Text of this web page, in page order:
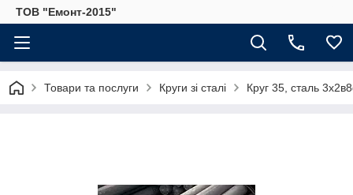
ТОВ "Емонт-2015"
Товари та послуги Круги зі сталі Круг 35, сталь